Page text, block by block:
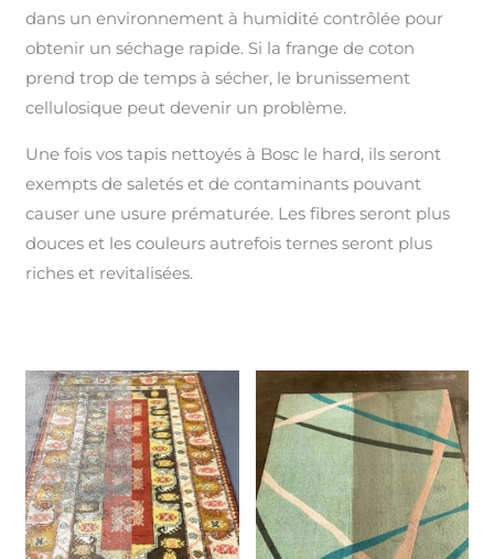
dans un environnement à humidité contrôlée pour
obtenir un séchage rapide. Si la frange de coton
prend trop de temps à sécher, le brunissement
cellulosique peut devenir un problème.
Une fois vos tapis nettoyés à Bosc le hard, ils seront
exempts de saletés et de contaminants pouvant
causer une usure prématurée. Les fibres seront plus
douces et les couleurs autrefois ternes seront plus
riches et revitalisées.